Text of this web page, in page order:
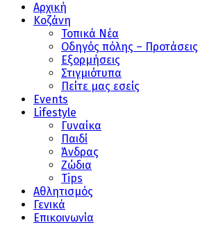
Αρχική
Κοζάνη
Τοπικά Νέα
Οδηγός πόλης – Προτάσεις
Εξορμήσεις
Στιγμιότυπα
Πείτε μας εσείς
Events
Lifestyle
Γυναίκα
Παιδί
Άνδρας
Ζώδια
Tips
Αθλητισμός
Γενικά
Επικοινωνία